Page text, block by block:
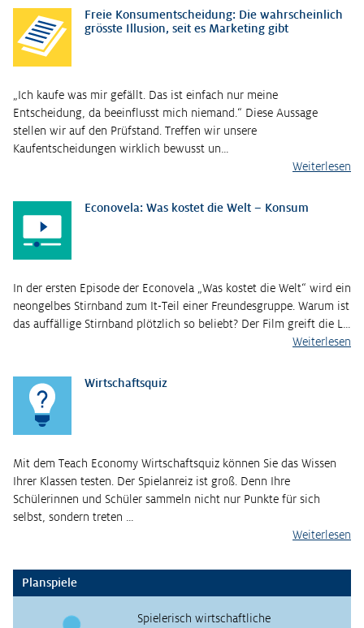
Freie Konsumentscheidung: Die wahrscheinlich
grösste Illusion, seit es Marketing gibt
„Ich kaufe was mir gefällt. Das ist einfach nur meine
Entscheidung, da beeinflusst mich niemand.“ Diese Aussage
stellen wir auf den Prüfstand. Treffen wir unsere
Kaufentscheidungen wirklich bewusst un…
Weiterlesen
Econovela: Was kostet die Welt – Konsum
In der ersten Episode der Econovela „Was kostet die Welt“ wird ein
neongelbes Stirnband zum It-Teil einer Freundesgruppe. Warum ist
das auffällige Stirnband plötzlich so beliebt? Der Film greift die L…
Weiterlesen
Wirtschaftsquiz
Mit dem Teach Economy Wirtschaftsquiz können Sie das Wissen
Ihrer Klassen testen. Der Spielanreiz ist groß. Denn Ihre
Schülerinnen und Schüler sammeln nicht nur Punkte für sich
selbst, sondern treten …
Weiterlesen
Planspiele
Spielerisch wirtschaftliche